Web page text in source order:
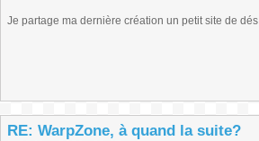
Je partage ma dernière création un petit site de dés
RE: WarpZone, à quand la suite?